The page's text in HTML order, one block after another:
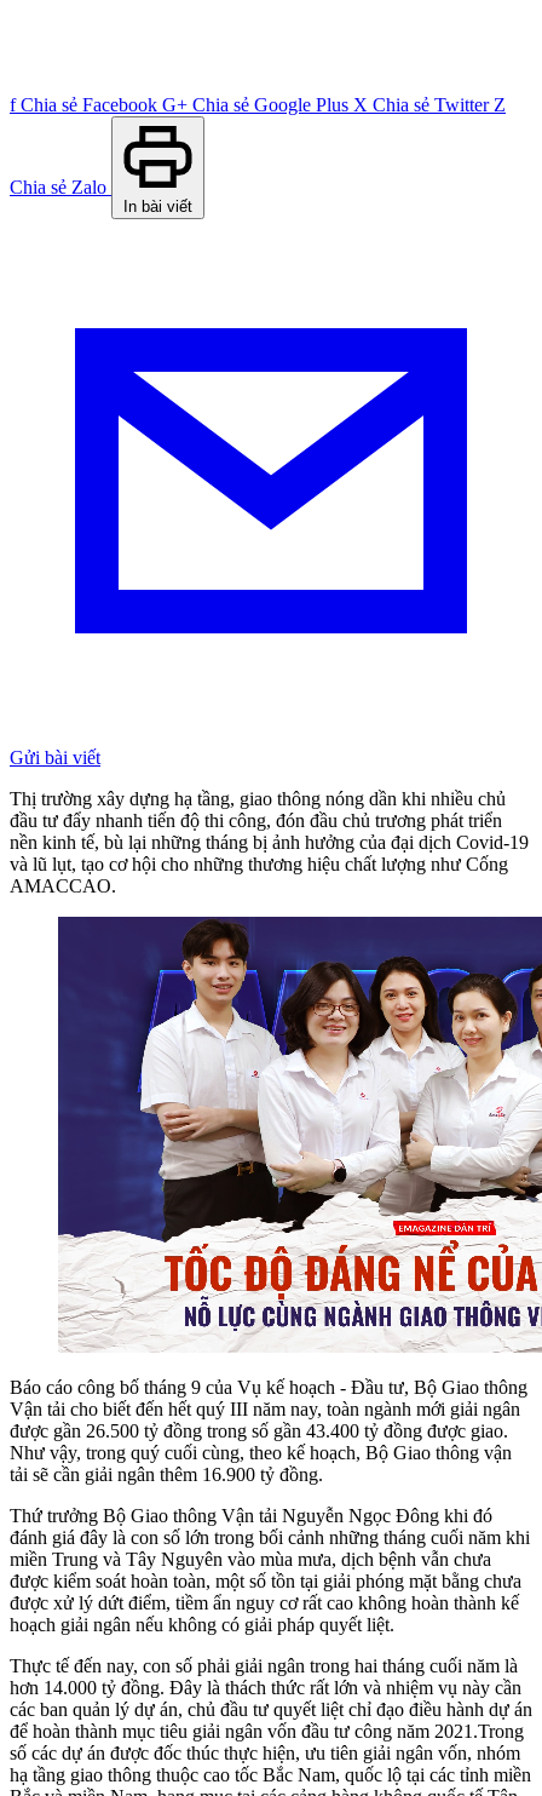
fChia sẻ Facebook G+ Chia sẻ Google Plus X Chia sẻ Twitter Z
Chia sẻ Zalo
In bài viết
Gửi bài viết
Thị trường xây dựng hạ tầng, giao thông nóng dần khi nhiều chủ
đầu tư đẩy nhanh tiến độ thi công, đón đầu chủ trương phát triển
nền kinh tế, bù lại những tháng bị ảnh hưởng của đại dịch Covid-19
và lũ lụt, tạo cơ hội cho những thương hiệu chất lượng như Cống
AMACCAO.
Báo cáo công bố tháng 9 của Vụ kế hoạch - Đầu tư, Bộ Giao thông
Vận tải cho biết đến hết quý III năm nay, toàn ngành mới giải ngân
được gần 26.500 tỷ đồng trong số gần 43.400 tỷ đồng được giao.
Như vậy, trong quý cuối cùng, theo kế hoạch, Bộ Giao thông vận
tải sẽ cần giải ngân thêm 16.900 tỷ đồng.
Thứ trưởng Bộ Giao thông Vận tải Nguyễn Ngọc Đông khi đó
đánh giá đây là con số lớn trong bối cảnh những tháng cuối năm khi
miền Trung và Tây Nguyên vào mùa mưa, dịch bệnh vẫn chưa
được kiểm soát hoàn toàn, một số tồn tại giải phóng mặt bằng chưa
được xử lý dứt điểm, tiềm ẩn nguy cơ rất cao không hoàn thành kế
hoạch giải ngân nếu không có giải pháp quyết liệt.
Thực tế đến nay, con số phải giải ngân trong hai tháng cuối năm là
hơn 14.000 tỷ đồng. Đây là thách thức rất lớn và nhiệm vụ này cần
các ban quản lý dự án, chủ đầu tư quyết liệt chỉ đạo điều hành dự án
để hoàn thành mục tiêu giải ngân vốn đầu tư công năm 2021.Trong
số các dự án được đốc thúc thực hiện, ưu tiên giải ngân vốn, nhóm
hạ tầng giao thông thuộc cao tốc Bắc Nam, quốc lộ tại các tỉnh miền